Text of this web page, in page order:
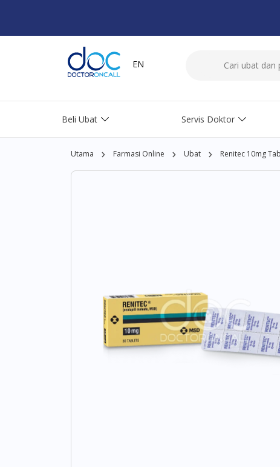
EN
Beli Ubat Servis Doktor
Utama Farmasi Online Ubat Renitec 10mg